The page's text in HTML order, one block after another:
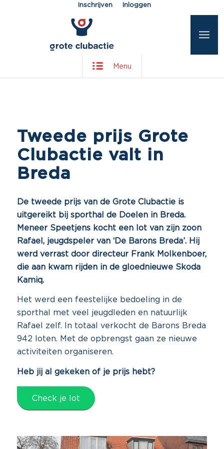
Inschrijven Inloggen
Menu
Tweede prijs Grote
Clubactie valt in
Breda
De tweede prijs van de Grote Clubactie is
uitgereikt bij sporthal de Doelen in Breda.
Meneer Speetjens kocht een lot van zijn zoon
Rafael, jeugdspeler van ‘De Barons Breda’. Hij
werd verrast door directeur Frank Molkenboer,
die aan kwam rijden in de gloednieuwe Skoda
Kamiq.
Het werd een feestelijke bedoeling in de
sporthal met veel jeugdleden en natuurlijk
Rafael zelf. In totaal verkocht de Barons Breda
942 loten. Met de opbrengst gaan ze nieuwe
activiteiten organiseren.
Heb jij al gekeken of je prijs hebt?
Check je lot